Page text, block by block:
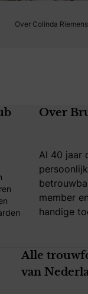
Over Colinda
Over
Al 40 jaar
member
handige
Alle
van